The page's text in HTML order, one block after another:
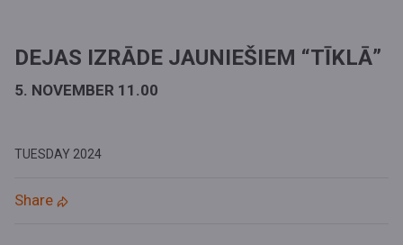
DEJAS IZRĀDE JAUNIEŠIEM “TĪKLĀ”
5. NOVEMBER 11.00
TUESDAY 2024
Share